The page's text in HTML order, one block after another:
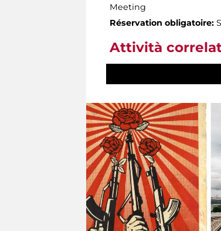
Meeting
Réservation obligatoire:
Attività